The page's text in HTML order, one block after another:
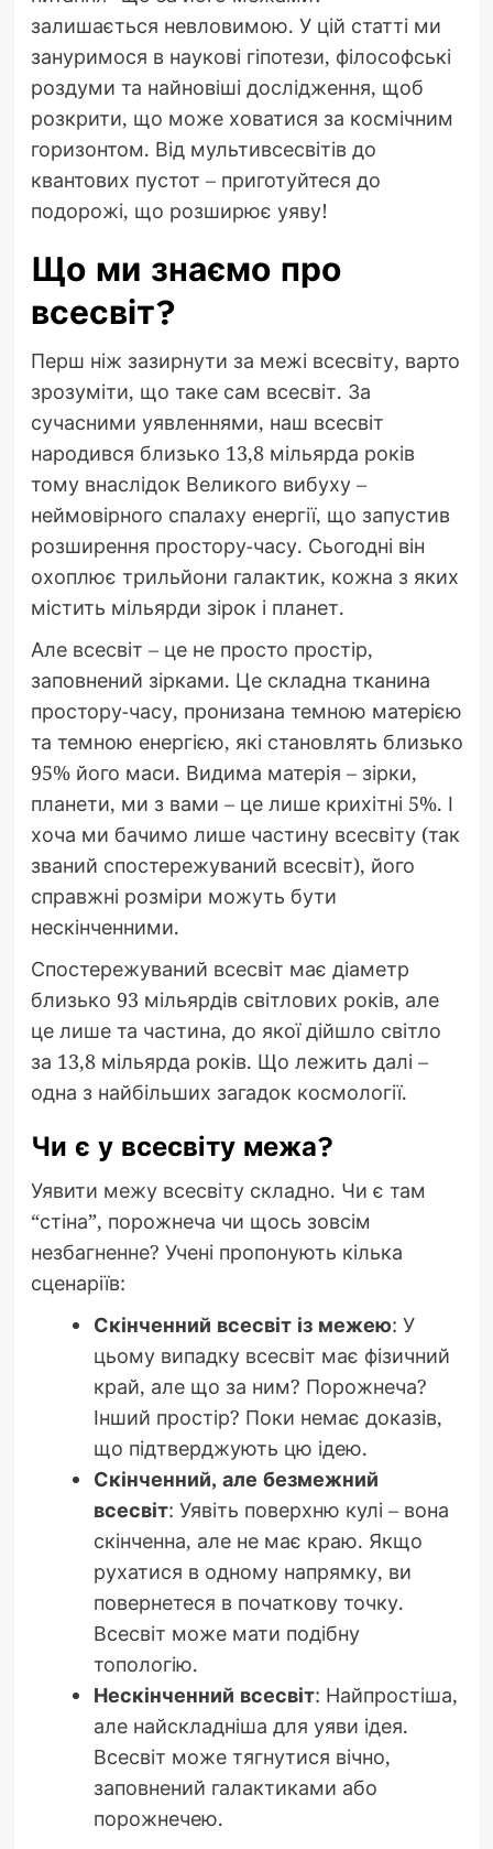
залишається невловимою. У цій статті ми
зануримося в наукові гіпотези, філософські
роздуми та найновіші дослідження, щоб
розкрити, що може ховатися за космічним
горизонтом. Від мультивсесвітів до
квантових пустот – приготуйтеся до
подорожі, що розширює уяву!
Що ми знаємо про
всесвіт?
Перш ніж зазирнути за межі всесвіту, варто
зрозуміти, що таке сам всесвіт. За
сучасними уявленнями, наш всесвіт
народився близько 13,8 мільярда років
тому внаслідок Великого вибуху –
неймовірного спалаху енергії, що запустив
розширення простору-часу. Сьогодні він
охоплює трильйони галактик, кожна з яких
містить мільярди зірок і планет.
Але всесвіт – це не просто простір,
заповнений зірками. Це складна тканина
простору-часу, пронизана темною матерією
та темною енергією, які становлять близько
95% його маси. Видима матерія – зірки,
планети, ми з вами – це лише крихітні 5%. І
хоча ми бачимо лише частину всесвіту (так
званий спостережуваний всесвіт), його
справжні розміри можуть бути
нескінченними.
Спостережуваний всесвіт має діаметр
близько 93 мільярдів світлових років, але
це лише та частина, до якої дійшло світло
за 13,8 мільярда років. Що лежить далі –
одна з найбільших загадок космології.
Чи є у всесвіту межа?
Уявити межу всесвіту складно. Чи є там
“стіна”, порожнеча чи щось зовсім
незбагненне? Учені пропонують кілька
сценаріїв:
Скінченний всесвіт із межею: У
цьому випадку всесвіт має фізичний
край, але що за ним? Порожнеча?
Інший простір? Поки немає доказів,
що підтверджують цю ідею.
Скінченний, але безмежний
всесвіт: Уявіть поверхню кулі – вона
скінченна, але не має краю. Якщо
рухатися в одному напрямку, ви
повернетеся в початкову точку.
Всесвіт може мати подібну
топологію.
Нескінченний всесвіт: Найпростіша,
але найскладніша для уяви ідея.
Всесвіт може тягнутися вічно,
заповнений галактиками або
порожнечею.